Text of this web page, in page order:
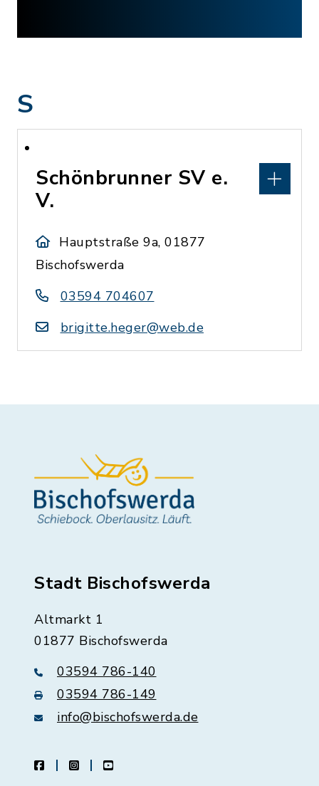
S
Schönbrunner SV e.
V.
Hauptstraße 9a, 01877
Bischofswerda
03594 704607
brigitte.heger@web.de
Stadt Bischofswerda
Altmarkt 1
01877 Bischofswerda
03594 786-140
03594 786-149
info@bischofswerda.de
facebookinstagramyoutube